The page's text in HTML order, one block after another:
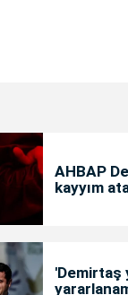
AHBAP
kayyım
'Demirtaş